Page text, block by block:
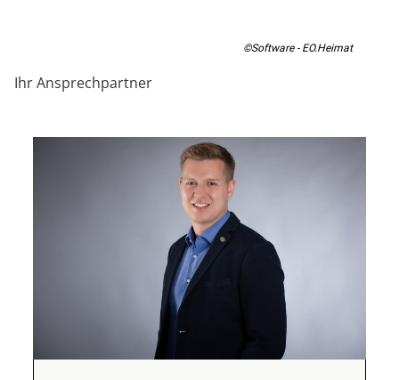
©Software - EO.Heimat
Ihr Ansprechpartner